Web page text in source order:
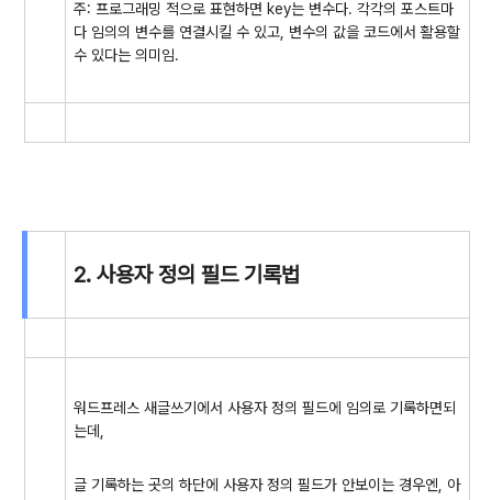
주: 프로그래밍 적으로 표현하면 key는 변수다. 각각의 포스트마
다 임의의 변수를 연결시킬 수 있고, 변수의 값을 코드에서 활용할
수 있다는 의미임.
2. 사용자 정의 필드 기록법
워드프레스 새글쓰기에서 사용자 정의 필드에 임의로 기록하면되
는데,
글 기록하는 곳의 하단에 사용자 정의 필드가 안보이는 경우엔, 아